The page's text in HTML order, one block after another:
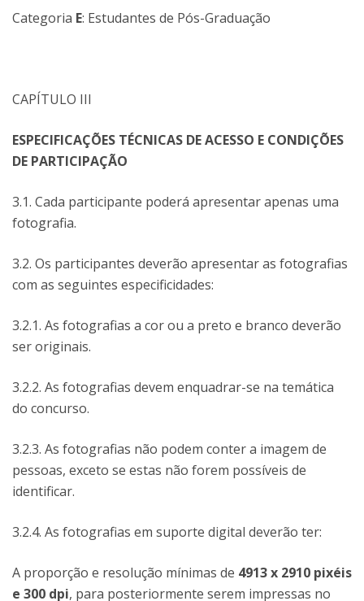
Categoria E: Estudantes de Pós-Graduação
CAPÍTULO III
ESPECIFICAÇÕES TÉCNICAS DE ACESSO E CONDIÇÕES
DE PARTICIPAÇÃO
3.1. Cada participante poderá apresentar apenas uma
fotografia.
3.2. Os participantes deverão apresentar as fotografias
com as seguintes especificidades:
3.2.1. As fotografias a cor ou a preto e branco deverão
ser originais.
3.2.2. As fotografias devem enquadrar-se na temática
do concurso.
3.2.3. As fotografias não podem conter a imagem de
pessoas, exceto se estas não forem possíveis de
identificar.
3.2.4. As fotografias em suporte digital deverão ter:
A proporção e resolução mínimas de 4913 x 2910 pixéis
e 300 dpi, para posteriormente serem impressas no